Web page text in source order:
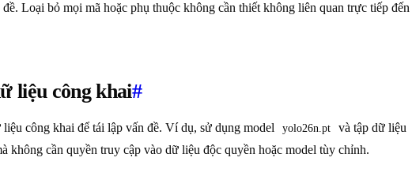
Loại bỏ mọi mã hoặc phụ thuộc không cần thiết không liên quan trực tiếp
liệu công khai#
công khai để tái lập vấn đề. Ví dụ, sử dụng model yolo26n.pt và tập dữ liệu
không cần quyền truy cập vào dữ liệu độc quyền hoặc model tùy chỉnh.